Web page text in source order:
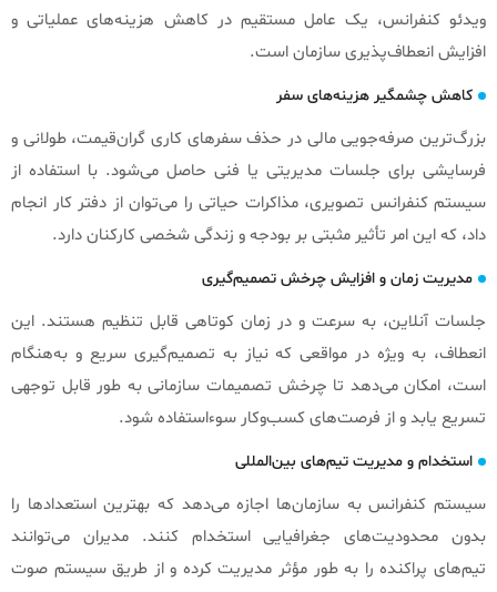
ویدئو کنفرانس، یک عامل مستقیم در کاهش هزینه‌های عملیاتی و
افزایش انعطاف‌پذیری سازمان است.
کاهش چشمگیر هزینه‌های سفر
بزرگ‌ترین صرفه‌جویی مالی در حذف سفرهای کاری گران‌قیمت، طولانی و
فرسایشی برای جلسات مدیریتی یا فنی حاصل می‌شود. با استفاده از
سیستم کنفرانس تصویری، مذاکرات حیاتی را می‌توان از دفتر کار انجام
داد، که این امر تأثیر مثبتی بر بودجه و زندگی شخصی کارکنان دارد.
مدیریت زمان و افزایش چرخش تصمیم‌گیری
جلسات آنلاین، به سرعت و در زمان کوتاهی قابل تنظیم هستند. این
انعطاف، به ویژه در مواقعی که نیاز به تصمیم‌گیری سریع و به‌هنگام
است، امکان می‌دهد تا چرخش تصمیمات سازمانی به طور قابل توجهی
تسریع یابد و از فرصت‌های کسب‌وکار سوءاستفاده شود.
استخدام و مدیریت تیم‌های بین‌المللی
سیستم کنفرانس به سازمان‌ها اجازه می‌دهد که بهترین استعدادها را
بدون محدودیت‌های جغرافیایی استخدام کنند. مدیران می‌توانند
تیم‌های پراکنده را به طور مؤثر مدیریت کرده و از طریق سیستم صوت